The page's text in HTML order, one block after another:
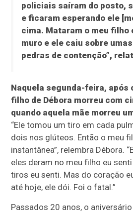
policiais saíram do posto,
e ficaram esperando ele
cima. Mataram o meu filho
muro e ele caiu sobre
pedras de contenção”,
Naquela segunda-feira, após
filho de Débora morreu com
quando aquela mãe morreu
“Ele tomou um tiro em cada
dois nos glúteos. Então o meu
instantânea”, relembra Débora.
eles deram no meu filho eu
tiros eu senti. Mas do coração
até hoje, ele dói. Foi o fatal.”
Passados 20 anos, o